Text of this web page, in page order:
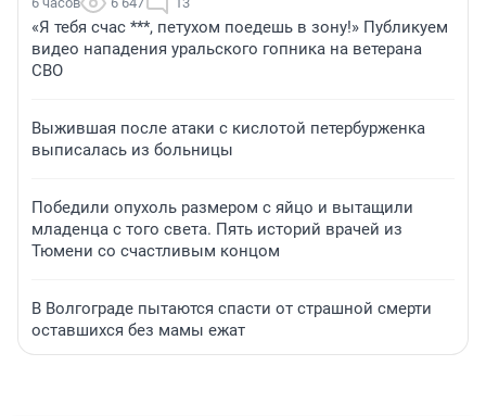
«Я тебя счас ***, петухом поедешь в зону!» Публикуем
видео нападения уральского гопника на ветерана
СВО
Выжившая после атаки с кислотой петербурженка
выписалась из больницы
Победили опухоль размером с яйцо и вытащили
младенца с того света. Пять историй врачей из
Тюмени со счастливым концом
В Волгограде пытаются спасти от страшной смерти
оставшихся без мамы ежат